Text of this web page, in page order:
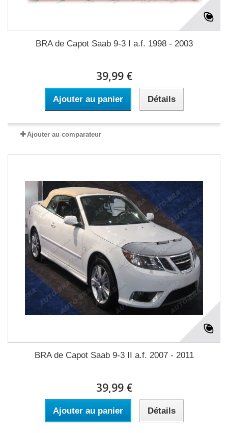
BRA de Capot Saab 9-3 I a.f. 1998 - 2003
39,99 €
Ajouter au panier Détails
Ajouter au comparateur
BRA de Capot Saab 9-3 II a.f. 2007 - 2011
39,99 €
Ajouter au panier Détails